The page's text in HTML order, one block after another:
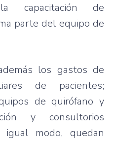
capacitación de
parte del equipo de
los gastos de
de pacientes;
de quirófano y
y consultorios
igual modo, quedan